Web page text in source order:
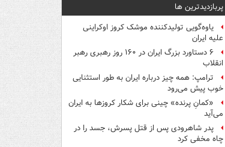
پربازدیدترین ها
یاوه‌گویی تولیدکننده موشک کروز اوکراینی
علیه ایران
۶ دستاورد بزرگ ایران در ۱۶۰ روز رهبری رهبر
انقلاب
ترامپ: همه چیز درباره ایران به طور استثنایی
خوب پیش می‌رود
«کمانِ پرنده» چینی برای شکار کروزها به ایران
می‌آید
پدر شاهرودی پس از قتل پسرش، جسد را در
چاه مخفی کرد